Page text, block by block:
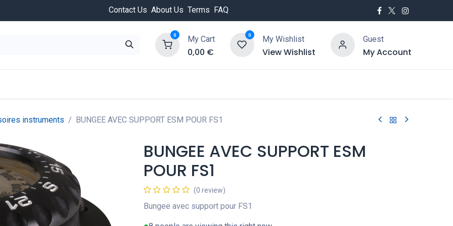
Contact Us About Us Terms FAQ
0 My Cart
0,00 €
0 My Wishlist
View Wishlist
Guest
My Account
HOT
instruments BUNGEE AVEC SUPPORT ESM POUR FS1
BUNGEE AVEC SUPPORT ESM
POUR FS1
(0 review)
Bungee avec support pour FS1